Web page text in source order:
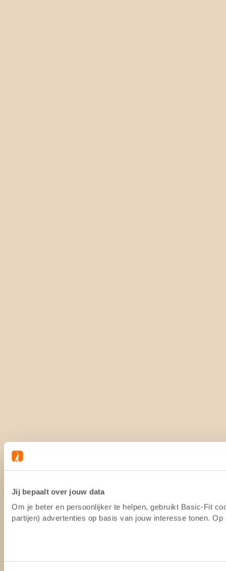
Jij bepaalt over jouw data
Om je beter en persoonlijker te helpen, gebruikt Basic-Fit
partijen) advertenties op basis van jouw interesse tonen.